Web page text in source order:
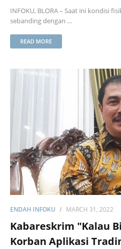
INFOKU, BLORA – Saat ini kondisi
sebanding dengan …
READ MORE
ENDAH INFOKU MARCH 31, 2022
Kabareskrim "Kalau
Korban Aplikasi